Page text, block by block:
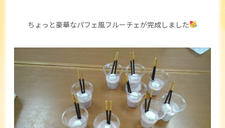
ちょっと豪華なパフェ風フルーチェが完成しました